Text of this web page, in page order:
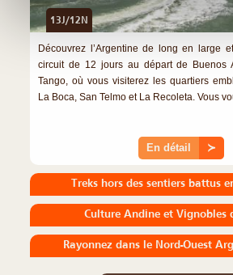
13J/12N
Découvrez l’Argentine de long en large
circuit de 12 jours au départ de Buenos
Tango, où vous visiterez les quartiers
La Boca, San Telmo et La Recoleta. Vous
En détail ≻
Treks hors des sentiers battus
Culture Andine et Vignobles